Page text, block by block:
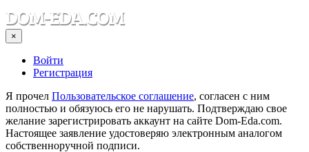
×
Войти
Регистрация
Я прочел Пользовательское соглашение, согласен с ним
полностью и обязуюсь его не нарушать. Подтверждаю свое
желание зарегистрировать аккаунт на сайте Dom-Eda.com.
Настоящее заявление удостоверяю электронным аналогом
собственноручной подписи.